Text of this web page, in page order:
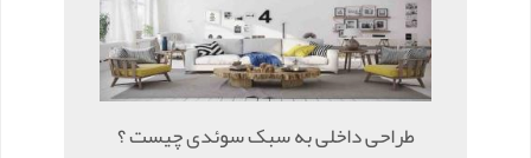
طراحی داخلی به سبک سوئدی چیست ؟